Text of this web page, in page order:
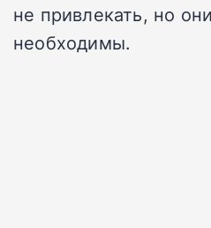
не привлекать, но
необходимы.